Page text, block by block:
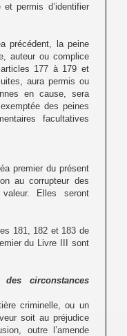
permis d’identifier
précédent, la peine
auteur ou complice
177 à 179 et
aura permis ou
en cause, sera
des peines
facultatives
premier du présent
au corrupteur des
Elles seront
181, 182 et 183 de
du Livre III sont
circonstances
criminelle, ou un
soit au préjudice
outre l’amende